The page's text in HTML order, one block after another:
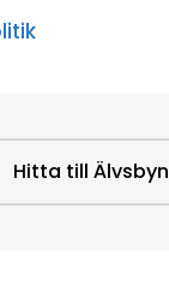
Hitta till Älvsbyn